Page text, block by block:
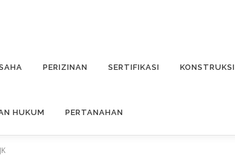
PERIZINAN SERTIFIKASI KONSTRUKSI
HUKUM PERTANAHAN